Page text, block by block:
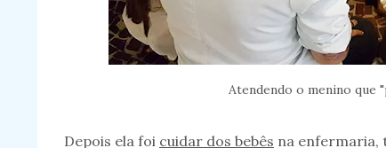
Atendendo o menino que
Depois ela foi cuidar dos bebês na enfermaria,